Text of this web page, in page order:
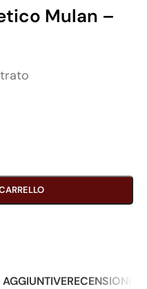
Mulan –
RECENSIONI